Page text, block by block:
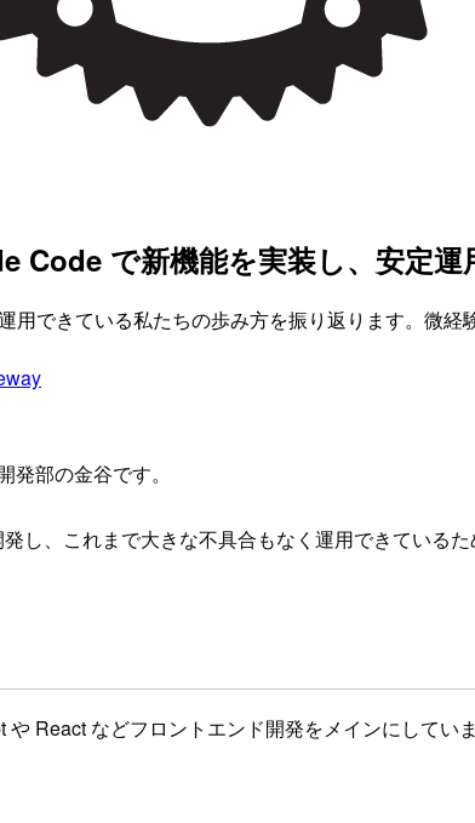
Code で新機能を実装し、安定運
できている私たちの歩み方を振り返ります。微
部の金谷です。
し、これまで大きな不具合もなく運用できている
React などフロントエンド開発をメインにして